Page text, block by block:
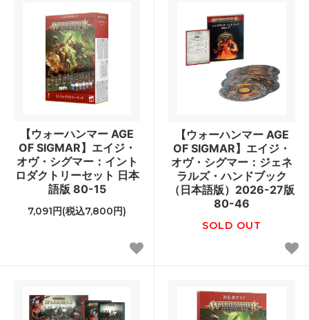
【ウォーハンマー AGE
OF SIGMAR】エイジ・
オヴ・シグマー：イント
ロダクトリーセット 日本
語版 80-15
7,091円(税込7,800円)
【ウォーハンマー AGE
OF SIGMAR】エイジ・
オヴ・シグマー：ジェネ
ラルズ・ハンドブック
（日本語版）2026-27版
80-46
SOLD OUT